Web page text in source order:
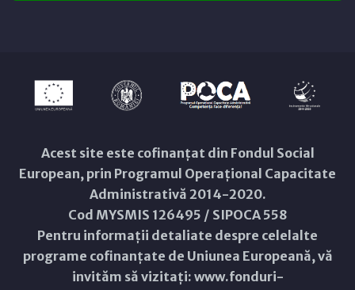
Acest site este cofinanțat din Fondul Social
European, prin Programul Operațional Capacitate
Administrativă 2014-2020.
Cod MYSMIS 126495 / SIPOCA 558
Pentru informații detaliate despre celelalte
programe cofinanțate de Uniunea Europeană, vă
invităm să vizitați: www.fonduri-